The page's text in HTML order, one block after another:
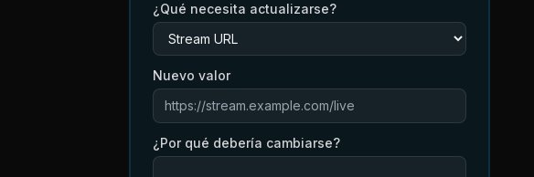
¿Qué necesita actualizarse?
Nuevo valor
¿Por qué debería cambiarse?